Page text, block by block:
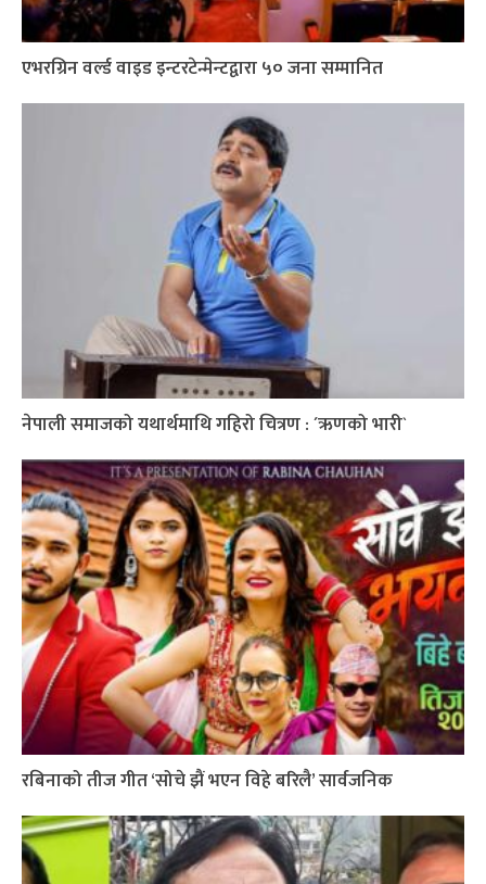
एभरग्रिन वर्ल्ड वाइड इन्टरटेन्मेन्टद्वारा ५० जना सम्मानित
नेपाली समाजको यथार्थमाथि गहिरो चित्रण : ´ऋणको भारी`
रबिनाको तीज गीत ‘सोचे झैं भएन विहे बरिलै’ सार्वजनिक